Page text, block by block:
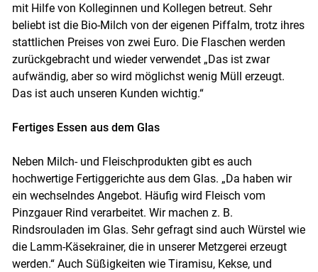
mit Hilfe von Kolleginnen und Kollegen betreut. Sehr
beliebt ist die Bio-Milch von der eigenen Piffalm, trotz ihres
stattlichen Preises von zwei Euro. Die Flaschen werden
zurückgebracht und wieder verwendet „Das ist zwar
aufwändig, aber so wird möglichst wenig Müll erzeugt.
Das ist auch unseren Kunden wichtig.“
Fertiges Essen aus dem Glas
Neben Milch- und Fleischprodukten gibt es auch
hochwertige Fertiggerichte aus dem Glas. „Da haben wir
ein wechselndes Angebot. Häufig wird Fleisch vom
Pinzgauer Rind verarbeitet. Wir machen z. B.
Rindsrouladen im Glas. Sehr gefragt sind auch Würstel wie
die Lamm-Käsekrainer, die in unserer Metzgerei erzeugt
werden.“ Auch Süßigkeiten wie Tiramisu, Kekse, und